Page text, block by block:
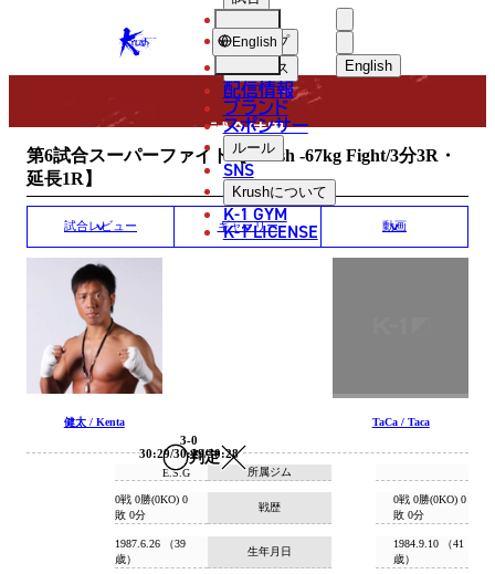
KRUSH English
ショップ
ニュース
配信情報
ブランド
スポンサー
ルール
SNS
Krushについて
K-1 GYM
K-1 LICENSE
English
MATCH RESULT
試合結果
第6試合スーパーファイト【Krush -67kg Fight/3分3R・
延長1R】
試合レビュー ギャラリー 動画
健太 / Kenta
判定
3-0
30:29/30:29/30:28
TaCa / Taca
所属ジム
E.S.G
戦歴
0戦 0勝(0KO) 0
敗 0分
0戦 0勝(0KO) 0
敗 0分
生年月日
1987.6.26 （39
歳）
1984.9.10 （41
歳）